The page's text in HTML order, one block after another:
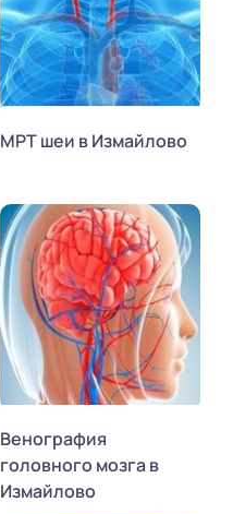
МРТ шеи в Измайлово
Венография
головного мозга в
Измайлово